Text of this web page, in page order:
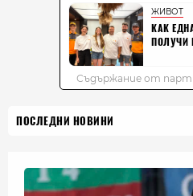
ПОСЛЕДНИ НОВИНИ